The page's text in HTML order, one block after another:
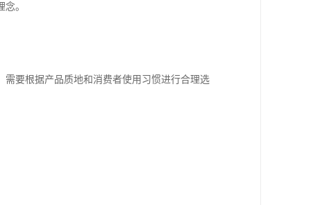
。
要根据产品质地和消费者使用习惯进行合理选